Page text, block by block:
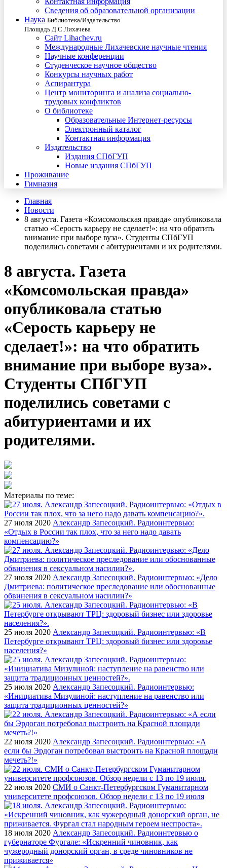
Сведения об образовательной организации
Наука Библиотека/Издательство
Площадь Д.С.Лихачева
Сайт Lihachev.ru
Международные Лихачевские научные чтения
Научные конференции
Студенческое научное общество
Конкурсы научных работ
Аспирантура
Центр мониторинга и анализа социально-
трудовых конфликтов
О библиотеке
Образовательные Интернет-ресурсы
Электронный каталог
Контактная информация
Издательство
Издания СПбГУП
Новые издания СПбГУП
Проживание
Гимназия
Главная
Новости
8 августа. Газета «Комсомольская правда» опубликовала
статью «Серость карьеру не сделает!»: на что обратить
внимание при выборе вуза». Студенты СПбГУП
поделились советами с абитуриентами и их родителями.
8 августа. Газета
«Комсомольская правда»
опубликовала статью
«Серость карьеру не
сделает!»: на что обратить
внимание при выборе вуза».
Студенты СПбГУП
поделились советами с
абитуриентами и их
родителями.
Материалы по теме:
27 июля 2020 Александр Запесоцкий. Радиоинтервью:
«Отдых в России так плох, что за него надо давать
компенсацию?»
27 июля 2020 Александр Запесоцкий. Радиоинтервью: «Дело
Дмитриева: политическое преследование или обоснованные
обвинения в сексуальном насилии?»
25 июля 2020 Александр Запесоцкий. Радиоинтервью: «В
Петербурге открывают ТРЦ: здоровый бизнес или здоровье
населения?»
25 июля 2020 Александр Запесоцкий. Радиоинтервью:
«Инициатива Мизулиной: наступление на равенство или
защита традиционных ценностей?»
22 июля 2020 Александр Запесоцкий. Радиоинтервью: «А
если бы Эрдоган потребовал выстроить на Красной площади
мечеть?!»
22 июля 2020 СМИ о Санкт-Петербургском Гуманитарном
университете профсоюзов. Обзор недели с 13 по 19 июля
18 июля 2020 Александр Запесоцкий. Радиоинтервью о
губернаторе Фургале: «Искренний чиновник, как
чужеродный донорский орган, в среде чиновников не
приживается»